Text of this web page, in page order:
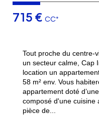
715 € CC*
Tout proche du centre-
un secteur calme, Cap
location un
58 m² env. Vous
appartement doté
composé d'une cuisine
pièce de...